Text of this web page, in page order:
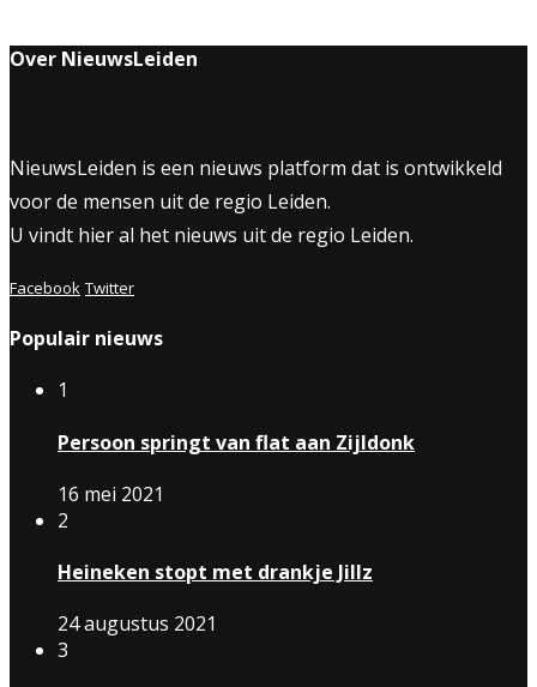
Over NieuwsLeiden
NieuwsLeiden is een nieuws platform dat is ontwikkeld
voor de mensen uit de regio Leiden.
U vindt hier al het nieuws uit de regio Leiden.
Facebook Twitter
Populair nieuws
1
Persoon springt van flat aan Zijldonk
16 mei 2021
2
Heineken stopt met drankje Jillz
24 augustus 2021
3